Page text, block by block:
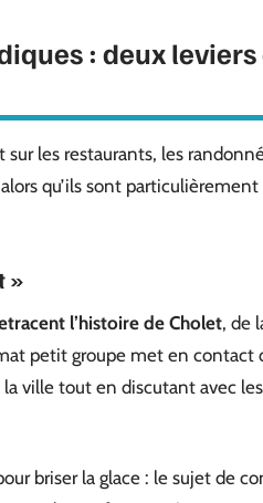
: deux leviers
les restaurants, les
qu’ils sont particulièrement
»
l’histoire de Cholet, de
petit groupe met en contact
ville tout en discutant avec
briser la glace : le sujet de